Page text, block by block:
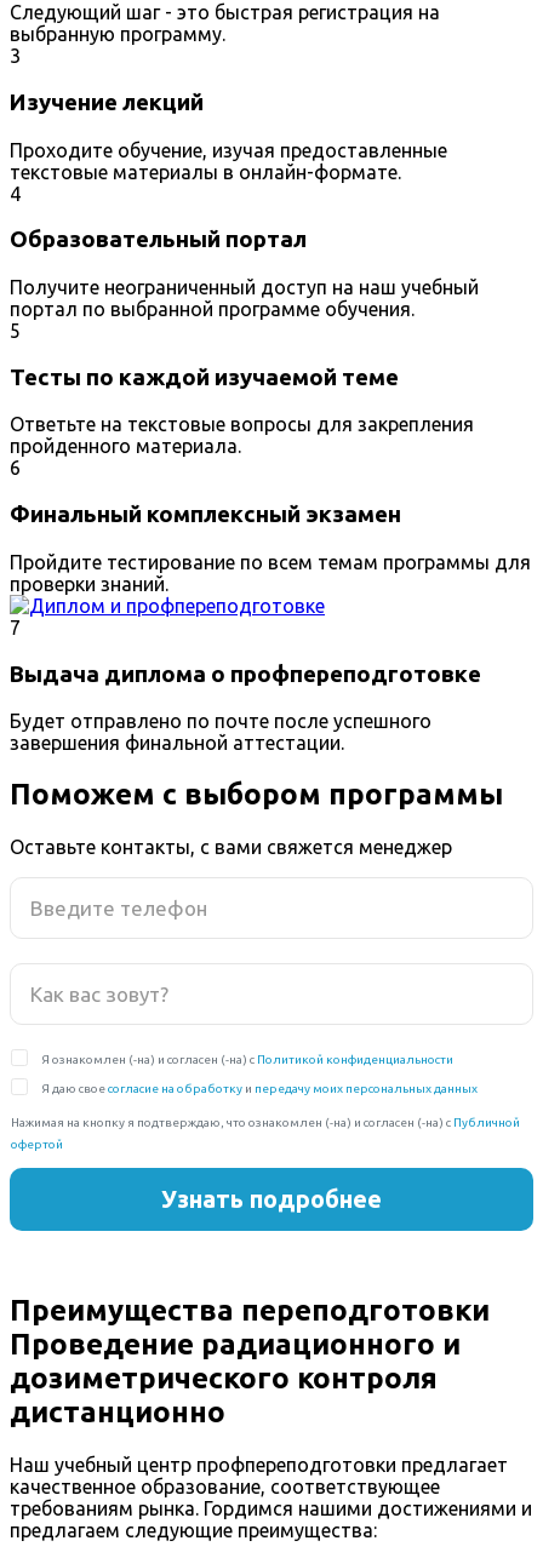
Следующий шаг - это быстрая регистрация на
выбранную программу.
3
Изучение лекций
Проходите обучение, изучая предоставленные
текстовые материалы в онлайн-формате.
4
Образовательный портал
Получите неограниченный доступ на наш учебный
портал по выбранной программе обучения.
5
Тесты по каждой изучаемой теме
Ответьте на текстовые вопросы для закрепления
пройденного материала.
6
Финальный комплексный экзамен
Пройдите тестирование по всем темам программы для
проверки знаний.
7
Выдача диплома о профпереподготовке
Будет отправлено по почте после успешного
завершения финальной аттестации.
Поможем с выбором программы
Оставьте контакты, с вами свяжется менеджер
Преимущества переподготовки
Проведение радиационного и
дозиметрического контроля
дистанционно
Наш учебный центр профпереподготовки предлагает
качественное образование, соответствующее
требованиям рынка. Гордимся нашими достижениями и
предлагаем следующие преимущества: